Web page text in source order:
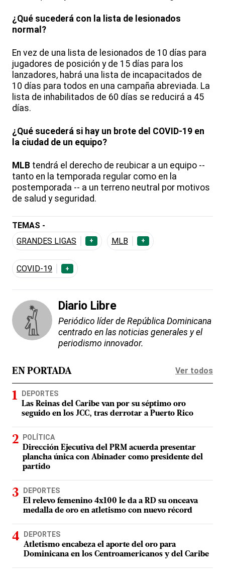
¿Qué sucederá con la lista de lesionados
normal?
En vez de una lista de lesionados de 10 días para
jugadores de posición y de 15 días para los
lanzadores, habrá una lista de incapacitados de
10 días para todos en una campaña abreviada. La
lista de inhabilitados de 60 días se reducirá a 45
días.
¿Qué sucederá si hay un brote del COVID-19 en
la ciudad de un equipo?
MLB tendrá el derecho de reubicar a un equipo --
tanto en la temporada regular como en la
postemporada -- a un terreno neutral por motivos
de salud y seguridad.
TEMAS -
GRANDES LIGAS
+ MLB +
COVID-19 +
Diario Libre
Periódico líder de República Dominicana
centrado en las noticias generales y el
periodismo innovador.
EN PORTADA Ver todos
DEPORTES
Las Reinas del Caribe van por su séptimo oro
seguido en los JCC, tras derrotar a Puerto Rico
POLÍTICA
Dirección Ejecutiva del PRM acuerda presentar
plancha única con Abinader como presidente del
partido
DEPORTES
El relevo femenino 4x100 le da a RD su onceava
medalla de oro en atletismo con nuevo récord
DEPORTES
Atletismo encabeza el aporte del oro para
Dominicana en los Centroamericanos y del Caribe